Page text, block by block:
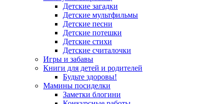
Детские загадки
Детские мультфильмы
Детские песни
Детские потешки
Детские стихи
Детские считалочки
Игры и забавы
Книги для детей и родителей
Будьте здоровы!
Мамины посиделки
Заметки блогини